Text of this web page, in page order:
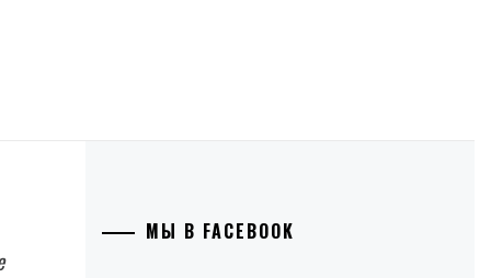
МЫ В FACEBOOK